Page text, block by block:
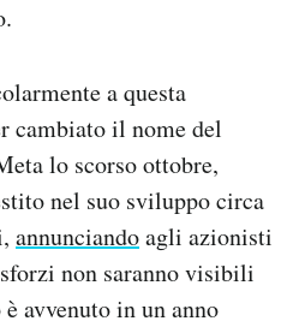
a questa
cambiato il nome del
lo scorso ottobre,
nel suo sviluppo circa
annunciandoagli azionisti
non saranno visibili
avvenuto in un anno